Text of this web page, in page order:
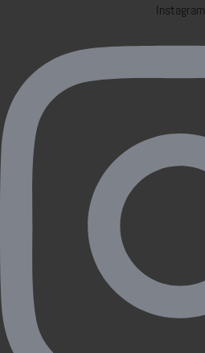
Instagram